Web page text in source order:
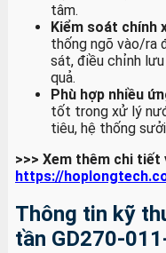
tâm.
Kiểm soát chính
thống ngõ vào/ra
sát, điều chỉnh
quả.
Phù hợp nhiều
tốt trong xử lý
tiêu, hệ thống
>>> Xem thêm chi tiết
https://
Thông tin kỹ
tần GD270-